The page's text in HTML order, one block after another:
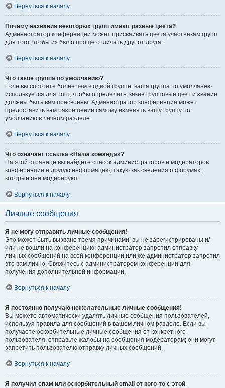
Вернуться к началу
Почему названия некоторых групп имеют разные цвета?
Администратор конференции может присваивать цвета участникам групп
для того, чтобы их было проще отличать друг от друга.
Вернуться к началу
Что такое группа по умолчанию?
Если вы состоите более чем в одной группе, ваша группа по умолчанию
используется для того, чтобы определить, какие групповые цвет и звание
должны быть вам присвоены. Администратор конференции может
предоставить вам разрешение самому изменять вашу группу по
умолчанию в личном разделе.
Вернуться к началу
Что означает ссылка «Наша команда»?
На этой странице вы найдёте список администраторов и модераторов
конференции и другую информацию, такую как сведения о форумах,
которые они модерируют.
Вернуться к началу
Личные сообщения
Я не могу отправить личные сообщения!
Это может быть вызвано тремя причинами: вы не зарегистрированы и/
или не вошли на конференцию, администратор запретил отправку
личных сообщений на всей конференции или же администратор запретил
это вам лично. Свяжитесь с администратором конференции для
получения дополнительной информации.
Вернуться к началу
Я постоянно получаю нежелательные личные сообщения!
Вы можете автоматически удалять личные сообщения пользователей,
используя правила для сообщений в вашем личном разделе. Если вы
получаете оскорбительные личные сообщения от конкретного
пользователя, отправьте жалобы на сообщения модераторам; они могут
запретить пользователю отправку личных сообщений.
Вернуться к началу
Я получил спам или оскорбительный email от кого-то с этой